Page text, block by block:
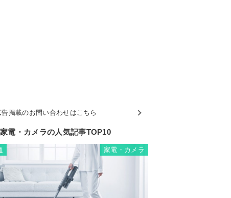
告掲載のお問い合わせはこちら
家電・カメラの人気記事TOP10
家電・カメラ